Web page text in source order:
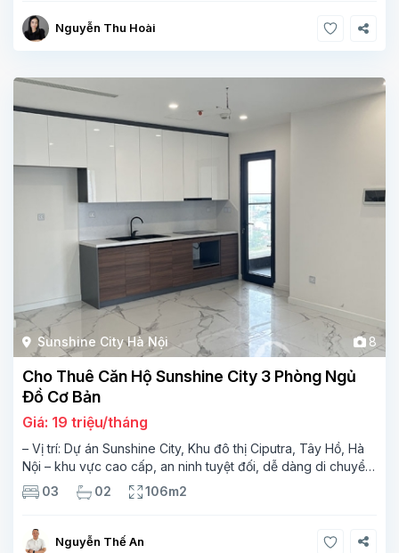
Nguyễn Thu Hoài
Sunshine City Hà Nội 8
Cho Thuê Căn Hộ Sunshine City 3 Phòng Ngủ
Đồ Cơ Bản
Giá: 19 triệu/tháng
– Vị trí: Dự án Sunshine City, Khu đô thị Ciputra, Tây Hồ, Hà
Nội – khu vực cao cấp, an ninh tuyệt đối, dễ dàng di chuyển
đến trung tâm thành phố và sân bay Nội Bài.
03 02 106m2
Nguyễn Thế An